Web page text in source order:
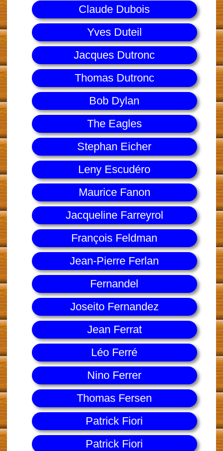
Claude Dubois
Yves Duteil
Jacques Dutronc
Thomas Dutronc
Bob Dylan
The Eagles
Stephan Eicher
Leny Escudéro
Maurice Fanon
Jacqueline Farreyrol
François Feldman
Jean-Pierre Ferlan
Fernandel
Joseito Fernandez
Jean Ferrat
Léo Ferré
Nino Ferrer
Thomas Fersen
Patrick Fiori
Patrick Fiori